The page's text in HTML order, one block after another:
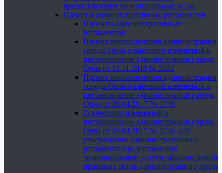
предоставления муниципальных услуг
Проекты административных регламентов
Проекты административных
регламентов
Проект постановления администрации
города Орла о внесении изменений в
постановление администрации города
Орла от 21.11.2016 № 5282
Проект постановления администрации
города Орла о внесении изменений в
постановление администрации города
Орла от 26.04.2017 № 1736
О внесении изменений в
постановление администрации города
Орла от 26.04.2017 № 1736 «Об
утверждении административного
регламента предоставления
муниципальной услуги «Выдача копий
правовых актов администрации города